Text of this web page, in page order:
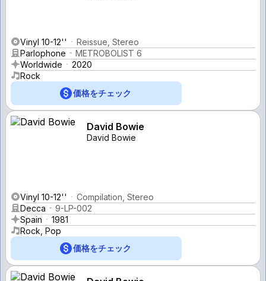
Vinyl 10-12''
Reissue, Stereo
Parlophone
METROBOLIST 6
Worldwide
2020
Rock
価格をチェック
David Bowie
David Bowie
Vinyl 10-12''
Compilation, Stereo
Decca
9-LP-002
Spain
1981
Rock, Pop
価格をチェック